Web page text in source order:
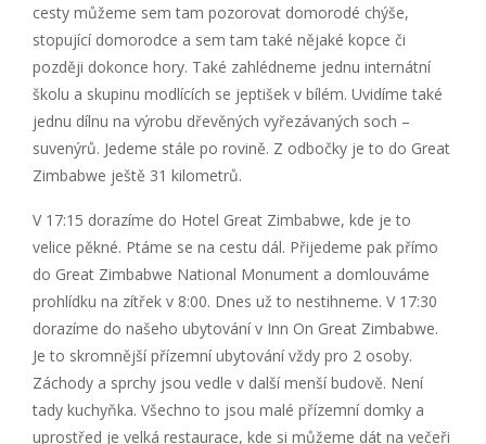
cesty můžeme sem tam pozorovat domorodé chýše,
stopující domorodce a sem tam také nějaké kopce či
později dokonce hory. Také zahlédneme jednu internátní
školu a skupinu modlících se jeptišek v bílém. Uvidíme také
jednu dílnu na výrobu dřevěných vyřezávaných soch –
suvenýrů. Jedeme stále po rovině. Z odbočky je to do Great
Zimbabwe ještě 31 kilometrů.
V 17:15 dorazíme do Hotel Great Zimbabwe, kde je to
velice pěkné. Ptáme se na cestu dál. Přijedeme pak přímo
do Great Zimbabwe National Monument a domlouváme
prohlídku na zítřek v 8:00. Dnes už to nestihneme. V 17:30
dorazíme do našeho ubytování v Inn On Great Zimbabwe.
Je to skromnější přízemní ubytování vždy pro 2 osoby.
Záchody a sprchy jsou vedle v další menší budově. Není
tady kuchyňka. Všechno to jsou malé přízemní domky a
uprostřed je velká restaurace, kde si můžeme dát na večeři